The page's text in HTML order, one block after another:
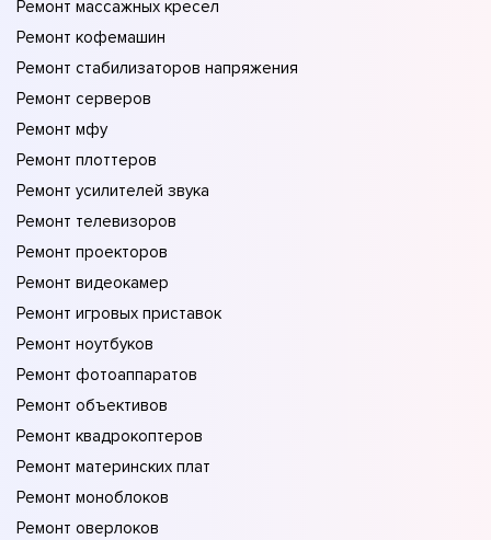
Ремонт массажных кресел
Ремонт кофемашин
Ремонт стабилизаторов напряжения
Ремонт серверов
Ремонт мфу
Ремонт плоттеров
Ремонт усилителей звука
Ремонт телевизоров
Ремонт проекторов
Ремонт видеокамер
Ремонт игровых приставок
Ремонт ноутбуков
Ремонт фотоаппаратов
Ремонт объективов
Ремонт квадрокоптеров
Ремонт материнских плат
Ремонт моноблоков
Ремонт оверлоков